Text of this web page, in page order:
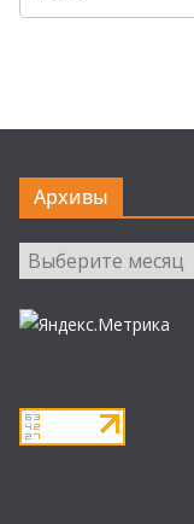
Архивы
Архивы